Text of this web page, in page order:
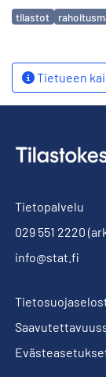
Avainsanat
tilastot
Tietueen
Tietopalvelu
029 551 2220
info@stat.fi